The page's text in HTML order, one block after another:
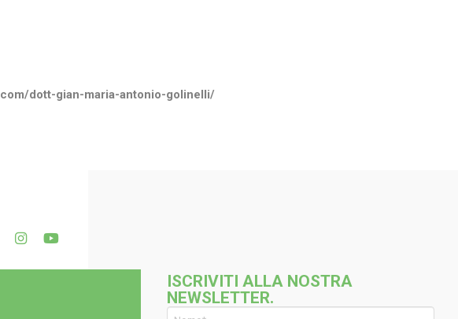
dott-gian-maria-antonio-golinelli/
ISCRIVITI ALLA NOSTRA
NEWSLETTER.